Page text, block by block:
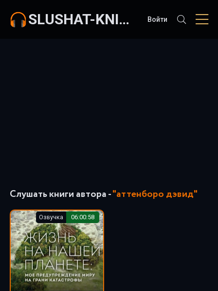
SLUSHAT-KNIGI.COM Войти
Слушать книги автора -"аттенборо дэвид"
Озвучка 06:00:58